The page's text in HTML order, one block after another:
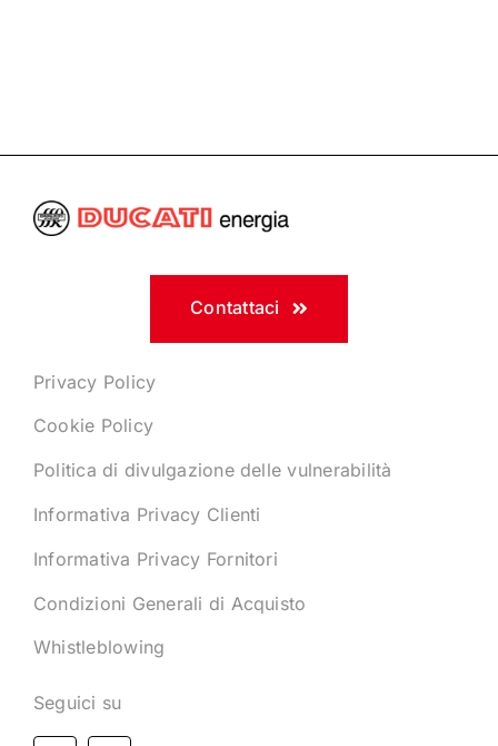
Contattaci
Privacy Policy
Cookie Policy
Politica di divulgazione delle vulnerabilità
Informativa Privacy Clienti
Informativa Privacy Fornitori
Condizioni Generali di Acquisto
Whistleblowing
Seguici su